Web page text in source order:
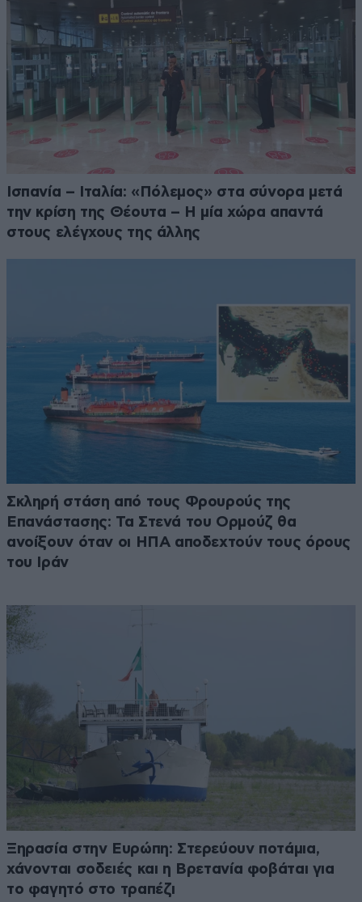
Ισπανία – Ιταλία: «Πόλεμος» στα σύνορα μετά
την κρίση της Θέουτα – Η μία χώρα απαντά
στους ελέγχους της άλλης
Σκληρή στάση από τους Φρουρούς της
Επανάστασης: Τα Στενά του Ορμούζ θα
ανοίξουν όταν οι ΗΠΑ αποδεχτούν τους όρους
του Ιράν
Ξηρασία στην Ευρώπη: Στερεύουν ποτάμια,
χάνονται σοδειές και η Βρετανία φοβάται για
το φαγητό στο τραπέζι